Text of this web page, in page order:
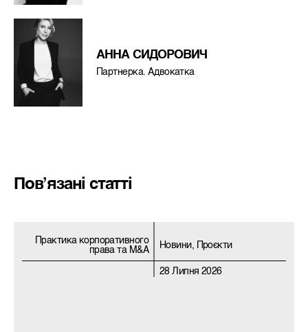
АННА СИДОРОВИЧ
Партнерка. Адвокатка
Пов’язані статті
Практика корпоративного
права та M&A
Новини, Проєкти
28 Липня 2026